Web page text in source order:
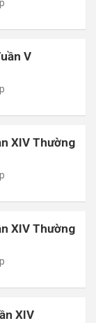
V
XIV Thường
XIV Thường
XIV